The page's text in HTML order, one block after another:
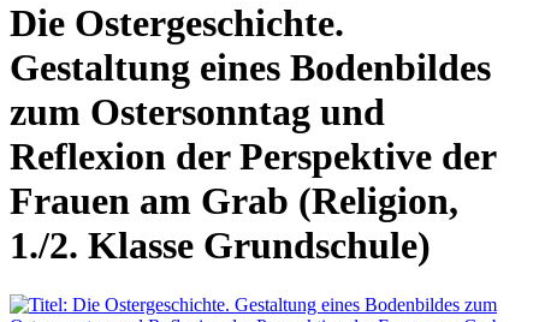
Die Ostergeschichte.
Gestaltung eines Bodenbildes
zum Ostersonntag und
Reflexion der Perspektive der
Frauen am Grab (Religion,
1./2. Klasse Grundschule)